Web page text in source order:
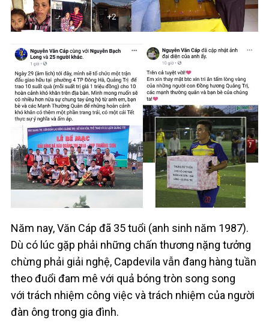
Năm nay, Văn Cáp đã 35 tuổi (anh sinh năm 1987).
Dù có lúc gặp phải những chấn thương nặng tưởng
chừng phải giải nghệ, Capdevila vẫn đang hàng tuần
theo đuổi đam mê với quả bóng tròn song song
với trách nhiệm công việc và trách nhiệm của người
đàn ông trong gia đình.